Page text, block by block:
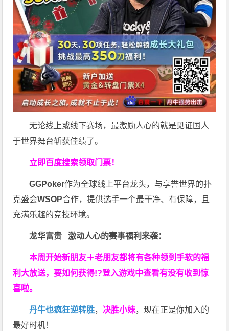
无论线上或线下赛场，最激励人心的就是见证国人
于世界舞台斩获佳绩了。
立即百度搜索领取门票！
GGPoker作为全球线上平台龙头，与享誉世界的扑
克盛会WSOP合作，提供选手一个最干净、有保障，且
充满乐趣的竞技环境。
龙华富贵 激动人心的赛事福利来袭：
本周开始新朋友＋老朋友都将有各种领到手软的福
利大放送，要如何获得!?登入游戏中查看有没有收到惊
喜啦。
丹牛也疯狂逆转胜， 决胜小妹，现在正是你加入的
最好时机！